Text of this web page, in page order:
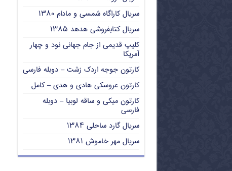
سریال کاراگاه شمسی و مادام ۱۳۸۰
سریال کتابفروشی هدهد ۱۳۸۵
کلیپ قدیمی از جام جهانی نود و چهار
آمریکا
کارتون جوجه اردک زشت – دوبله فارسی
کارتون عروسکی هادی و هدی – کامل
کارتون میکی و ساقه لوبیا – دوبله
فارسی
سریال گارد ساحلی ۱۳۸۴
سریال مهر خاموش ۱۳۸۱